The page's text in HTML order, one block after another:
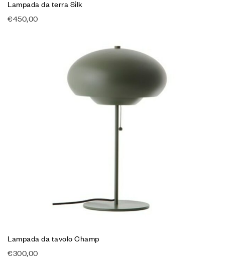
Lampada da terra Silk
€450,00
Lampada da tavolo Champ
€300,00